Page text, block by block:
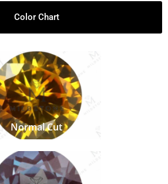
Color Chart
Normal Cut